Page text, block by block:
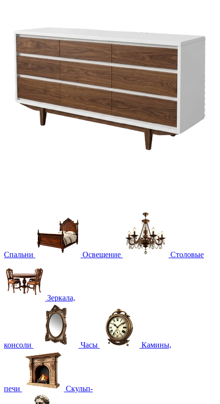
Спальни Освещение Столовые
Зеркала,
консоли Часы Камины,
печи Скульп-